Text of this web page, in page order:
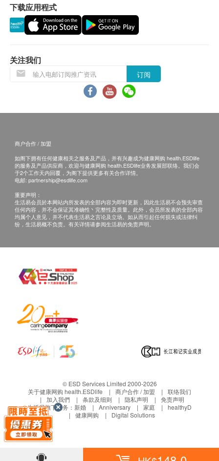
密封放置于阴凉干爽处及孩童不能触及的地方
如出现敏感或不适症状, 请立即停止服用及咨询您
的医生
受该订单，并且会于送货前透过电话或电邮通知顾
客再作安排。
退换条款：
当顾客收取已订购之货品时，有责任检查货品是否
有损毁情况，一经确认签收，恕不接受退换。
退换产品必须包装完整，如退换之产品有任何残缺
明制药 客户服务部跟进。
电邮:marketing@wmm.com.hk
下载应用程式
关注我们
订阅
商户合作 / 加盟
如阁下拥有任何健康相关之服务及产品，并有兴趣成为健康网购 health.ESDlife
的服务及产品供应商，欢迎与健康网购 health.ESDlife业务发展部联络。我们会
于2个工作天内回覆，为阁下提供更多有关合作详情。
电邮: partnership@esdlife.com
重要声明：
生活易会员於本网站内所发表的全部内容为即时更新，因此生活易不会预先审查
任何内容，并不会保证其准确性丶完整性及质量。此外，会员所发表的全部内容
均属个人意见，并不代表生活易之言论及立场。如从而引起任何损失或法律纠
纷，生活易概不负责。有关详情请参阅生活易的免责声明。
© ESD Services Limited 2000-2026
关于健康网购 health.ESDlife
商户合作 / 加盟
联络我们
加入我們
条款及细则 隐私声明
免责声明
生活易旗下业务： 新婚 Anniversary 家庭
healthyD
健康网购
Digital Solutions